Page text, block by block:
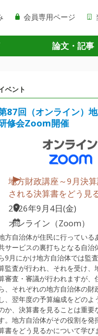
会員専用ページ
論文・記事
ベント
87回（オンライン）
修会Zoom開催
地方財政講座～9月決
される決算書をどう見
2026年9月4日(金)
オンライン（Zoom）
方自治体が住民に行っている
サービスの裏打ちとなる自治
9月にかけ地方自治体では監
監査が行われ、それを受け、
審査・審議が行われますが、
、それぞれの地方自治体の財
し、翌年度の予算編成をどのよ
か、決算書を見ることは重要
。地方自治体がその役割を発
書をどう見るかについて学び